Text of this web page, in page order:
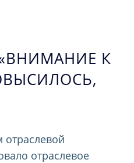
К
отраслевой
отраслевое